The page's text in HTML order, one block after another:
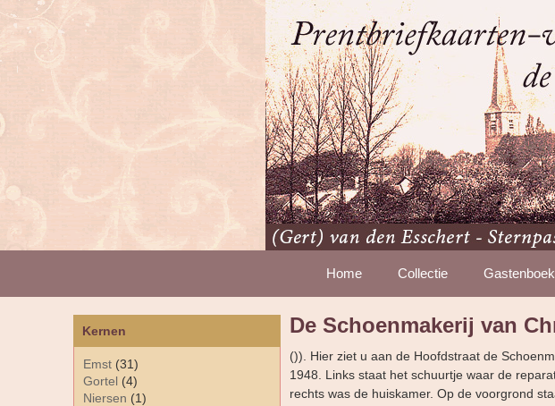
Home Collectie Gastenboek
Kernen
Emst (31)
Gortel (4)
Niersen (1)
De Schoenmakerij van
()). Hier ziet u aan de Hoofdstraat de
1948. Links staat het schuurtje waar de
rechts was de huiskamer. Op de voorgrond